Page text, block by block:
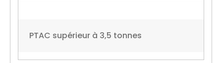
PTAC supérieur à 3,5 tonnes